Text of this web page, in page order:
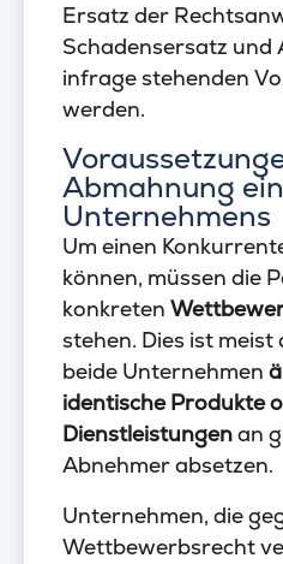
Ersatz der
Schadensersatz und
infrage stehenden
werden.
Abmahnung
Unternehmens
Um einen
können, müssen die
konkreten
stehen. Dies ist meist
beide Unternehmen
identische Produkte
Dienstleistungenan
Abnehmer absetzen.
Unternehmen, die
Wettbewerbsrecht